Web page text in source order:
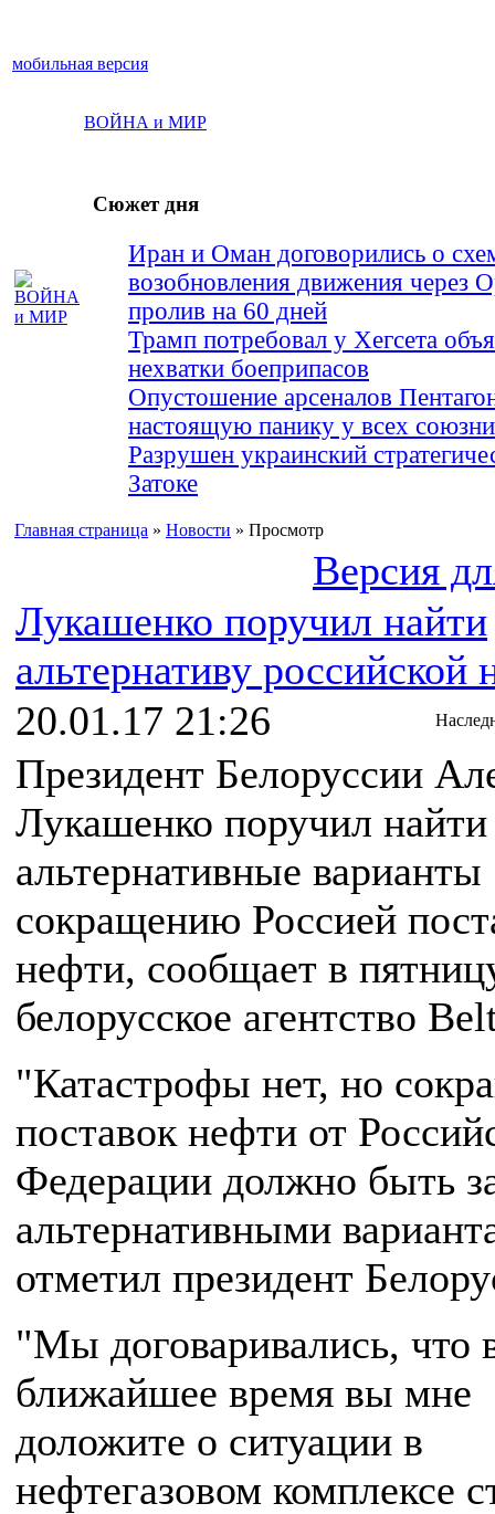
мобильная версия
ВОЙНА и МИР
Сюжет дня
Иран и Оман договорились о
возобновления движения через
пролив на 60 дней
Трамп потребовал у Хегсета
нехватки боеприпасов
Опустошение арсеналов
настоящую панику у всех
Разрушен украинский
Затоке
Главная страница » Новости » Просмотр
Версия
Лукашенко поручил найти
альтернативу российской
20.01.17 21:26
Президент Белоруссии
Лукашенко поручил найти
альтернативные варианты
сокращению Россией
нефти, сообщает в
белорусское агентство
"Катастрофы нет, но
поставок нефти от
Федерации должно быть
альтернативными
отметил президент
"Мы договаривались, что
ближайшее время вы мне
доложите о ситуации в
нефтегазовом комплексе